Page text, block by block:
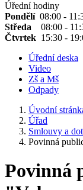
Úřední hodiny
Pondělí 08:00 -
Středa 08:00 -
Čtvrtek 15:30 -
Úřední deska
Video
Zš a Mš
Odpady
Úvodní
Úřad
Smlouvy a
Povinná
Povinná